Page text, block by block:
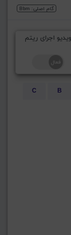
گام اصلی: Bbm
ویدیو اجرای ریتم
B
C